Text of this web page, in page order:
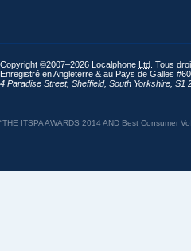
Copyright ©2007–2026 Localphone Ltd . Tous
Enregistré en Angleterre & au Pays de Galles
4 Paradise Street, Sheffield, South Yorkshire S1
“THE ITSPA AWARDS 2014 AND Best Consumer